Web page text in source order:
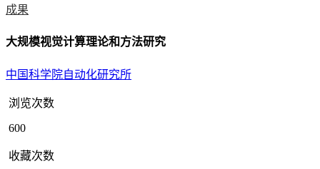
成果
大规模视觉计算理论和方法研究
中国科学院自动化研究所
浏览次数
600
收藏次数